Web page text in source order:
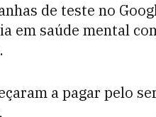
de teste no
em saúde mental
a pagar pelo